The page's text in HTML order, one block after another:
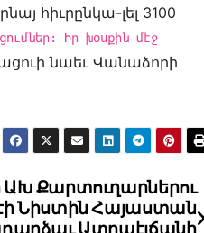
հիւրընկա-լել 3100
Իր խօսքին մէջ
նաեւ Վանաձորի
Քարտուղարներու
Նիստին Հայաստան